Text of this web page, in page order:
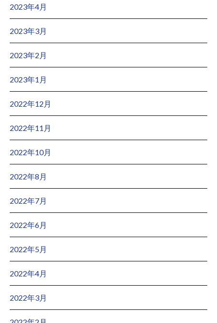
2023年4月
2023年3月
2023年2月
2023年1月
2022年12月
2022年11月
2022年10月
2022年8月
2022年7月
2022年6月
2022年5月
2022年4月
2022年3月